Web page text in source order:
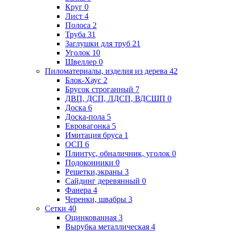
Круг 0
Лист 4
Полоса 2
Труба 31
Заглушки для труб 21
Уголок 10
Швеллер 0
Пиломатериалы, изделия из дерева 42
Блок-Хаус 2
Брусок строганный 7
ДВП, ДСП, ЛДСП, ВДСШП 0
Доска 6
Доска-пола 5
Евровагонка 5
Имитация бруса 1
ОСП 6
Плинтус, обналичник, уголок 0
Подоконники 0
Решетки,экраны 3
Сайдинг деревянный 0
Фанера 4
Черенки, швабры 3
Сетки 40
Оцинкованная 3
Вырубка металлическая 4